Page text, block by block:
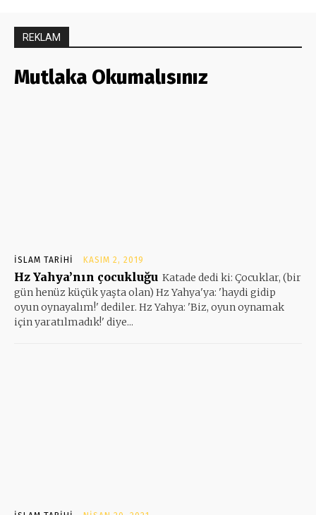
REKLAM
Mutlaka Okumalısınız
İSLAM TARIHI KASIM 2, 2019
Hz Yahya’nın çocukluğu Katade dedi ki: Çocuklar, (bir
gün henüz küçük yaşta olan) Hz Yahya'ya: 'haydi gidip
oyun oynayalım!' dediler. Hz Yahya: 'Biz, oyun oynamak
için yaratılmadık!' diye...